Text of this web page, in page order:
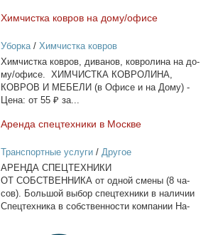
Хим­чист­ка ков­ров на до­му/офи­се
Уборка/ Химчистка ковров
Хим­чист­ка ков­ров, ди­ва­нов, ков­ро­ли­на на до­
му/офи­се. ХИМЧИСТКА КОВРОЛИНА,
КОВРОВ И МЕБЕЛИ (в Офи­се и на До­му) -
Це­на: от 55 ₽ за...
Арен­да спец­тех­ни­ки в Москве
Транспортные услуги/ Другое
АРЕНДА СПЕЦТЕХНИКИ
ОТ СОБСТВЕННИКА от од­ной сме­ны (8 ча­
сов). Боль­шой вы­бор спец­тех­ни­ки в на­ли­чии
Спец­тех­ни­ка в соб­ствен­но­сти ком­па­нии На­